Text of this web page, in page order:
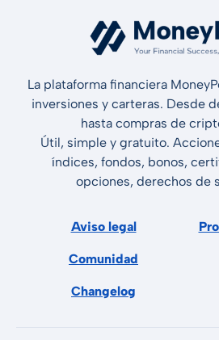
La plataforma financiera
inversiones y carteras. Desde
hasta compras de
Útil, simple y gratuito.
índices, fondos, bonos,
opciones, derechos de
Aviso legal
Comunidad
Changelog